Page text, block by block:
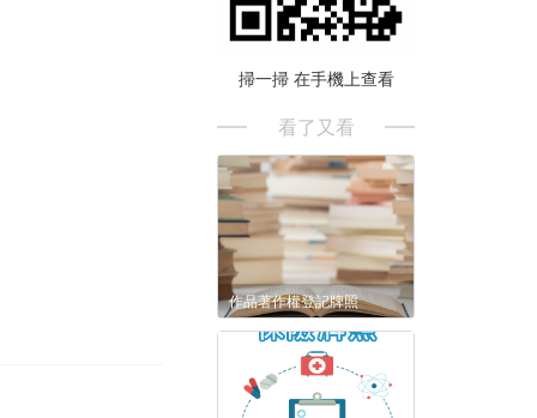
掃一掃 在手機上查看
看了又看
作品著作權登記牌照